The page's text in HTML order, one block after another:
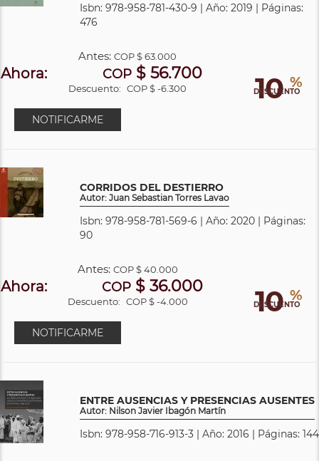
Isbn: 978-958-781-430-9 | Año: 2019 | Páginas:
476
10 %
DESCUENTO
Antes:COP$ 63.000
Ahora: COP $ 56.700
Descuento: COP $ -6.300
NOTIFICARME
CORRIDOS DEL DESTIERRO
Autor: Juan Sebastian Torres Lavao
Isbn: 978-958-781-569-6 | Año: 2020 | Páginas:
90
10 %
DESCUENTO
Antes: COP$ 40.000
Ahora: COP $ 36.000
Descuento: COP $ -4.000
NOTIFICARME
ENTRE AUSENCIAS Y PRESENCIAS AUSENTES
Autor: Nilson Javier Ibagón Martín
Isbn: 978-958-716-913-3 | Año: 2016 | Páginas: 144